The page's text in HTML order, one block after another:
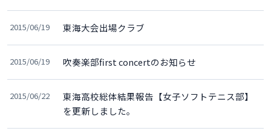
2015/06/19 東海大会出場クラブ
2015/06/19 吹奏楽部first concertのお知らせ
2015/06/22
東海高校総体結果報告【女子ソフトテニス部】
を更新しました。